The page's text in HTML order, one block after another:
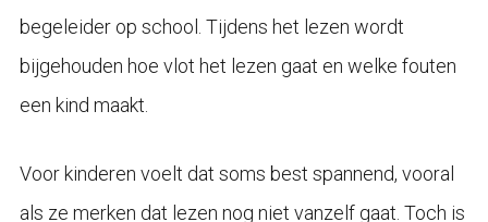
begeleider op school. Tijdens het lezen wordt
bijgehouden hoe vlot het lezen gaat en welke fouten
een kind maakt.
Voor kinderen voelt dat soms best spannend, vooral
als ze merken dat lezen nog niet vanzelf gaat. Toch is